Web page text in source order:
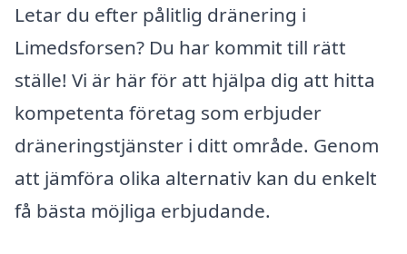
Letar du efter pålitlig dränering i
Limedsforsen? Du har kommit till rätt
ställe! Vi är här för att hjälpa dig att hitta
kompetenta företag som erbjuder
dräneringstjänster i ditt område. Genom
att jämföra olika alternativ kan du enkelt
få bästa möjliga erbjudande.